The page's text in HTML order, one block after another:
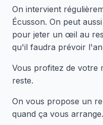
On intervient
Écusson. On peut
pour jeter un œil au
qu'il faudra prévoir
Vous profitez de votre
reste.
On vous propose un
quand ça vous arrange.